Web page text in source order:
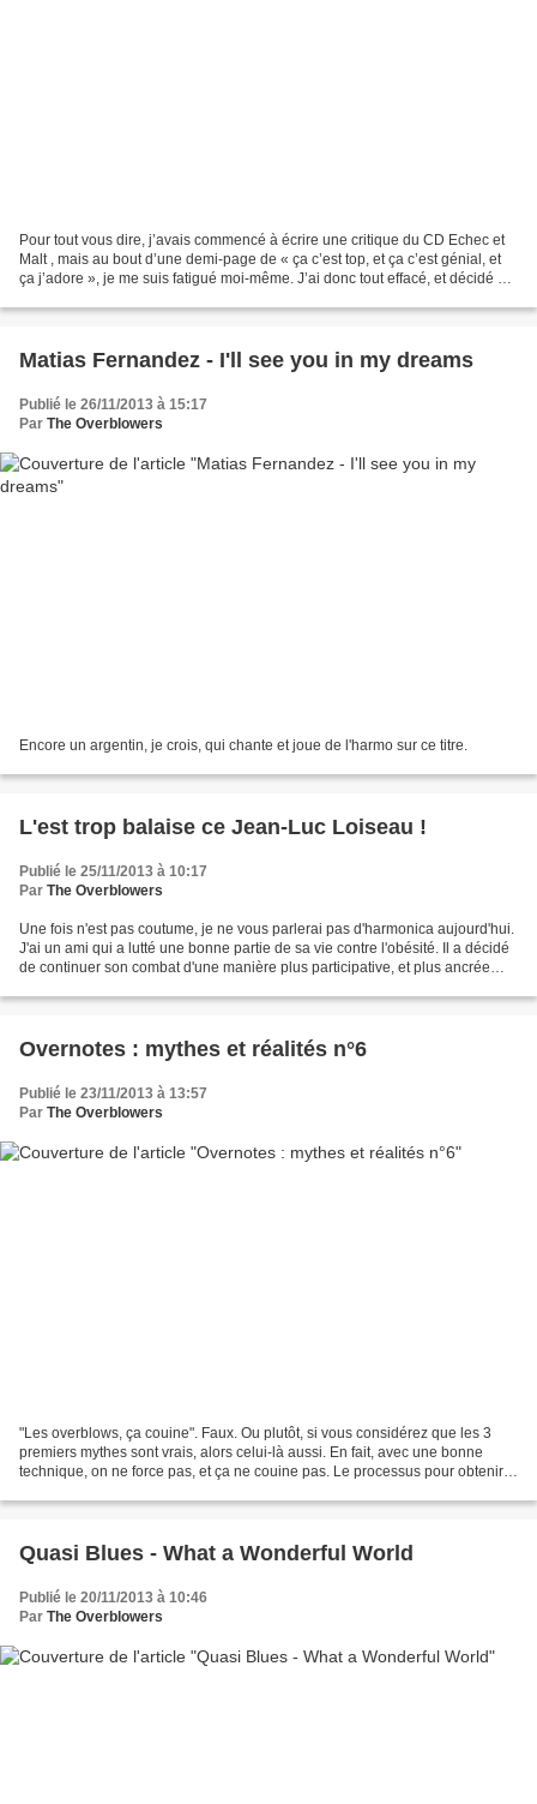
Pour tout vous dire, j’avais commencé à écrire une critique du CD Echec et
Malt , mais au bout d’une demi-page de « ça c’est top, et ça c’est génial, et
ça j’adore », je me suis fatigué moi-même. J’ai donc tout effacé, et décidé de
Matias Fernandez - I'll see you in my dreams
Publié le 26/11/2013 à 15:17
Par The Overblowers
Encore un argentin, je crois, qui chante et joue de l'harmo sur ce titre.
L'est trop balaise ce Jean-Luc Loiseau !
Publié le 25/11/2013 à 10:17
Par The Overblowers
Une fois n'est pas coutume, je ne vous parlerai pas d'harmonica aujourd'hui.
J'ai un ami qui a lutté une bonne partie de sa vie contre l'obésité. Il a décidé
de continuer son combat d'une manière plus participative, et plus ancrée
Overnotes : mythes et réalités n°6
Publié le 23/11/2013 à 13:57
Par The Overblowers
"Les overblows, ça couine". Faux. Ou plutôt, si vous considérez que les 3
premiers mythes sont vrais, alors celui-là aussi. En fait, avec une bonne
technique, on ne force pas, et ça ne couine pas. Le processus pour obtenir
Quasi Blues - What a Wonderful World
Publié le 20/11/2013 à 10:46
Par The Overblowers